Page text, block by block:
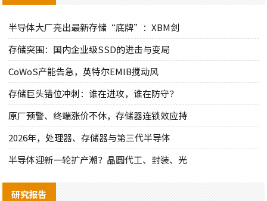
半导体大厂亮出最新存储“底牌”：XBM剑
存储突围：国内企业级SSD的进击与变局
CoWoS产能告急，英特尔EMIB搅动风
存储巨头错位冲刺：谁在进攻，谁在防守？
原厂预警、终端涨价不休，存储器连锁效应持
2026年，处理器、存储器与第三代半导体
半导体迎新一轮扩产潮？晶圆代工、封装、光
研究报告